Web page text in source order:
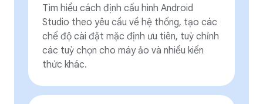
Tìm hiểu cách định cấu hình Android
Studio theo yêu cầu về hệ thống, tạo các
chế độ cài đặt mặc định ưu tiên, tuỳ chỉnh
các tuỳ chọn cho máy ảo và nhiều kiến
thức khác.